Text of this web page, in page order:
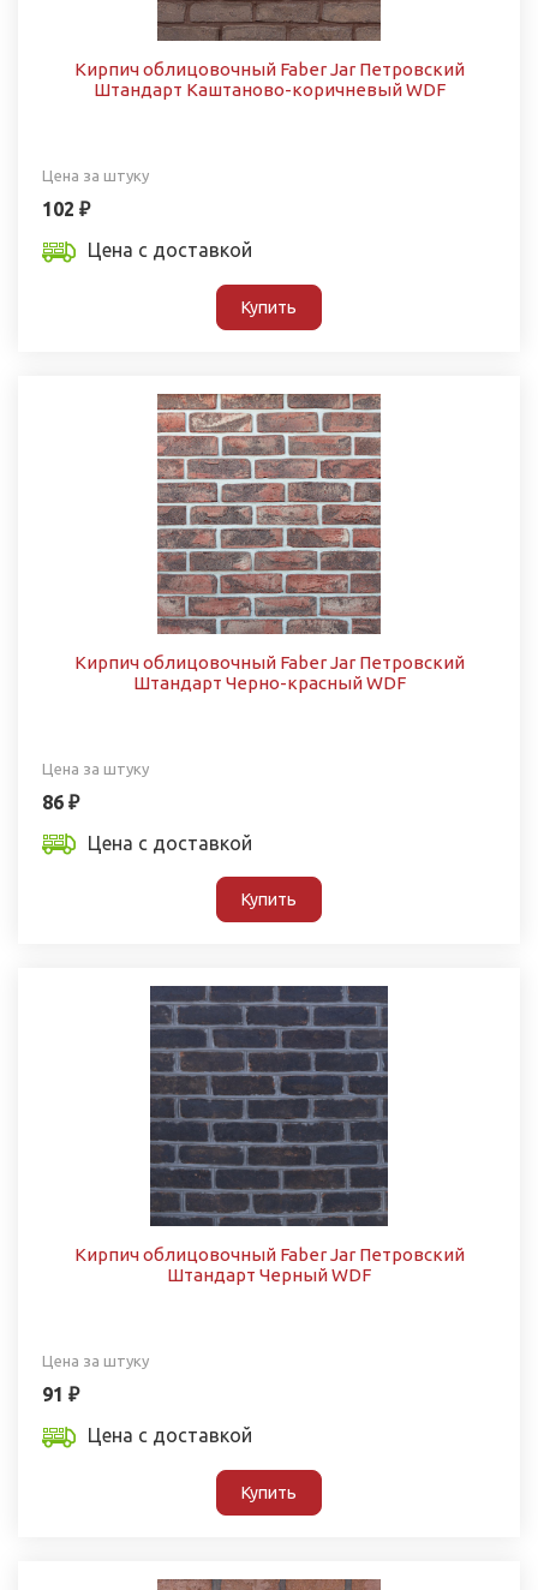
Кирпич облицовочный Faber Jar Петровский
Штандарт Каштаново-коричневый WDF
Цена за штуку
102 ₽
Цена с доставкой
Купить
Кирпич облицовочный Faber Jar Петровский
Штандарт Черно-красный WDF
Цена за штуку
86 ₽
Цена с доставкой
Купить
Кирпич облицовочный Faber Jar Петровский
Штандарт Черный WDF
Цена за штуку
91 ₽
Цена с доставкой
Купить